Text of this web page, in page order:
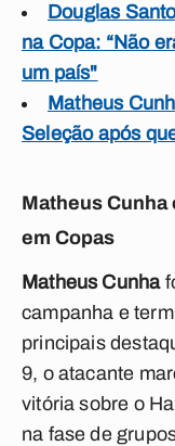
Douglas
na Copa: “Não
um país"
Matheus
Seleção após
Matheus
em Copas
Matheus Cunha
campanha e
principais
9, o atacante
vitória sobre o
na fase de